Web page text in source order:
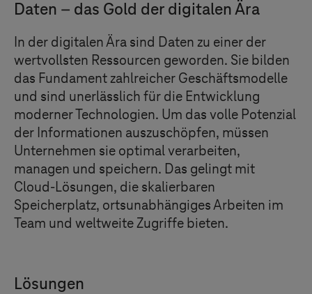
Daten – das Gold der digitalen Ära
In der digitalen Ära sind Daten zu einer der
wertvollsten Ressourcen geworden. Sie bilden
das Fundament zahlreicher Geschäftsmodelle
und sind unerlässlich für die Entwicklung
moderner Technologien. Um das volle Potenzial
der Informationen auszuschöpfen, müssen
Unternehmen sie optimal verarbeiten,
managen und speichern. Das gelingt mit
Cloud-Lösungen, die skalierbaren
Speicherplatz, ortsunabhängiges Arbeiten im
Team und weltweite Zugriffe bieten.
Lösungen